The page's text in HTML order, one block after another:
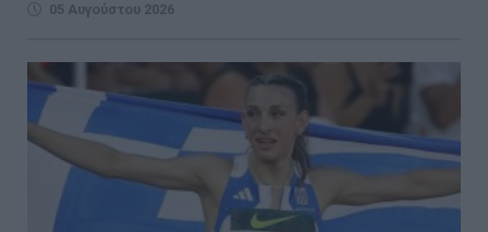
05 Αυγούστου 2026